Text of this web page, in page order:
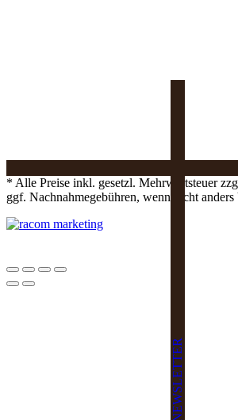
* Alle Preise inkl. gesetzl. Mehrwertsteuer
ggf. Nachnahmegebühren, wenn nicht anders
NEWSLETTER